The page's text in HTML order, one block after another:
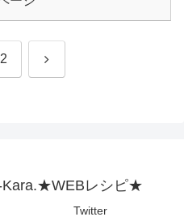
2 次
Kara.★WEBレシピ★
Twitter